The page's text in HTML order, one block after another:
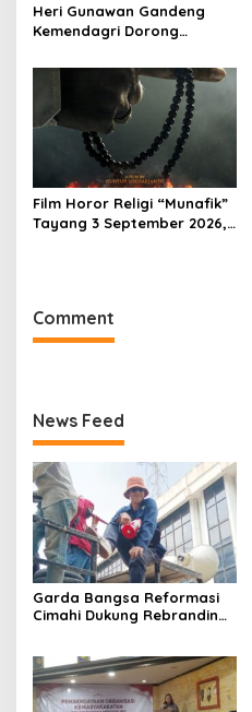
Heri Gunawan Gandeng
Kemendagri Dorong
Sukabumi
Film Horor Religi “Munafik”
Tayang 3 September 2026,
Comment
News Feed
Garda Bangsa Reformasi
Cimahi Dukung Rebranding
Pelayanan